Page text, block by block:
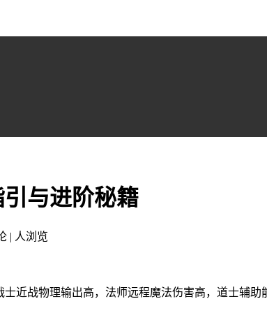
与进阶秘籍
| 人浏览
近战物理输出高，法师远程魔法伤害高，道士辅助